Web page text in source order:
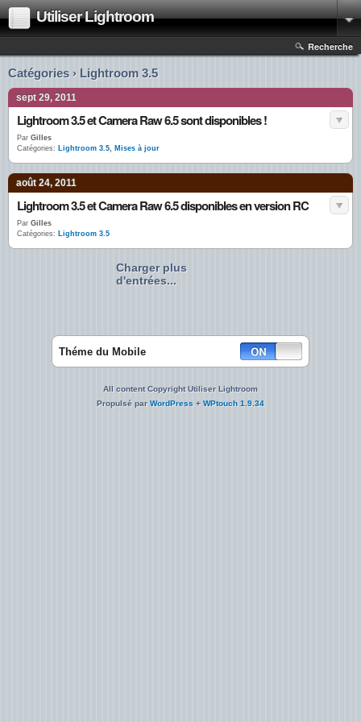
Utiliser Lightroom
Recherche
Catégories › Lightroom 3.5
sept 29, 2011
Lightroom 3.5 et Camera Raw 6.5 sont disponibles !
Par Gilles
Catégories: Lightroom 3.5, Mises à jour
août 24, 2011
Lightroom 3.5 et Camera Raw 6.5 disponibles en version RC
Par Gilles
Catégories: Lightroom 3.5
Charger plus
d'entrées...
Théme du Mobile
All content Copyright Utiliser Lightroom
Propulsé parWordPress + WPtouch 1.9.34